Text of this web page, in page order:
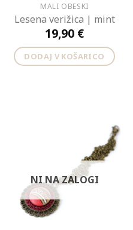
MALI OBESKI
Lesena verižica | mint
19,90 €
DODAJ V KOŠARICO
NI NA ZALOGI